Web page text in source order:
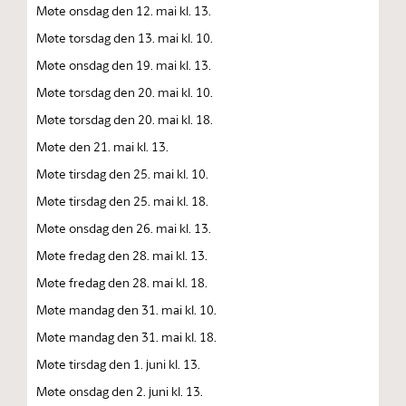
Møte onsdag den 12. mai kl. 13.
Møte torsdag den 13. mai kl. 10.
Møte onsdag den 19. mai kl. 13.
Møte torsdag den 20. mai kl. 10.
Møte torsdag den 20. mai kl. 18.
Møte den 21. mai kl. 13.
Møte tirsdag den 25. mai kl. 10.
Møte tirsdag den 25. mai kl. 18.
Møte onsdag den 26. mai kl. 13.
Møte fredag den 28. mai kl. 13.
Møte fredag den 28. mai kl. 18.
Møte mandag den 31. mai kl. 10.
Møte mandag den 31. mai kl. 18.
Møte tirsdag den 1. juni kl. 13.
Møte onsdag den 2. juni kl. 13.